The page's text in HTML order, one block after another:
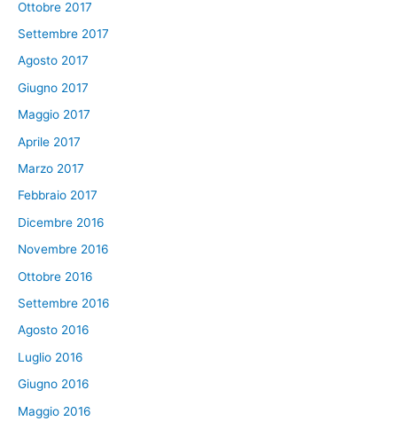
Ottobre 2017
Settembre 2017
Agosto 2017
Giugno 2017
Maggio 2017
Aprile 2017
Marzo 2017
Febbraio 2017
Dicembre 2016
Novembre 2016
Ottobre 2016
Settembre 2016
Agosto 2016
Luglio 2016
Giugno 2016
Maggio 2016